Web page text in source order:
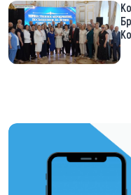
https://t.me/minskctvby